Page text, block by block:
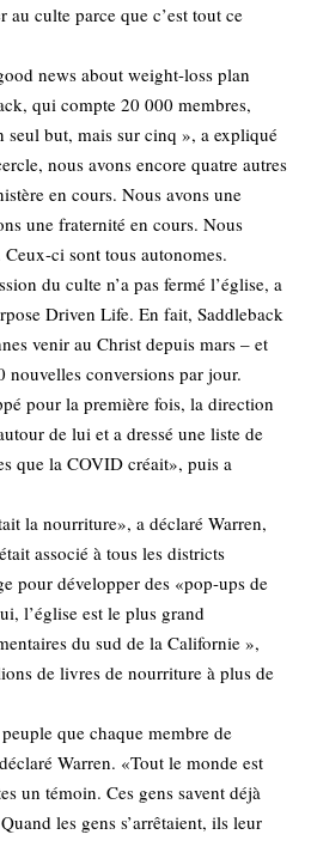
au culte parce que c’est tout ce
qui compte 20 000 membres,
seul but, mais sur cinq », a expliqué
nous avons encore quatre autres
en cours. Nous avons une
une fraternité en cours. Nous
ci sont tous autonomes.
du culte n’a pas fermé l’église, a
Driven Life. En fait, Saddleback
venir au Christ depuis mars – et
conversions par jour.
pour la première fois, la direction
de lui et a dressé une liste de
que la COVID créait», puis a
la nourriture», a déclaré Warren,
associé à tous les districts
pour développer des «pop-ups de
l’église est le plus grand
du sud de la Californie »,
de livres de nourriture à plus de
que chaque membre de
Warren. «Tout le monde est
un témoin. Ces gens savent déjà
les gens s’arrêtaient, ils leur